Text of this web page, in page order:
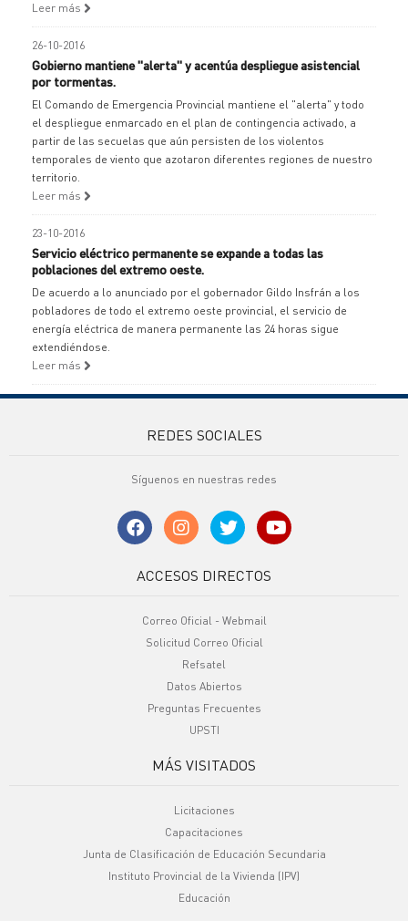
Leer más
26-10-2016
Gobierno mantiene "alerta" y acentúa despliegue asistencial
por tormentas.
El Comando de Emergencia Provincial mantiene el "alerta" y todo
el despliegue enmarcado en el plan de contingencia activado, a
partir de las secuelas que aún persisten de los violentos
temporales de viento que azotaron diferentes regiones de nuestro
territorio.
Leer más
23-10-2016
Servicio eléctrico permanente se expande a todas las
poblaciones del extremo oeste.
De acuerdo a lo anunciado por el gobernador Gildo Insfrán a los
pobladores de todo el extremo oeste provincial, el servicio de
energía eléctrica de manera permanente las 24 horas sigue
extendiéndose.
Leer más
REDES SOCIALES
Síguenos en nuestras redes
ACCESOS DIRECTOS
Correo Oficial - Webmail
Solicitud Correo Oficial
Refsatel
Datos Abiertos
Preguntas Frecuentes
UPSTI
MÁS VISITADOS
Licitaciones
Capacitaciones
Junta de Clasificación de Educación Secundaria
Instituto Provincial de la Vivienda (IPV)
Educación